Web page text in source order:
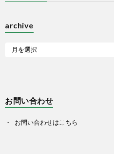
archive
お問い合わせ
お問い合わせはこちら